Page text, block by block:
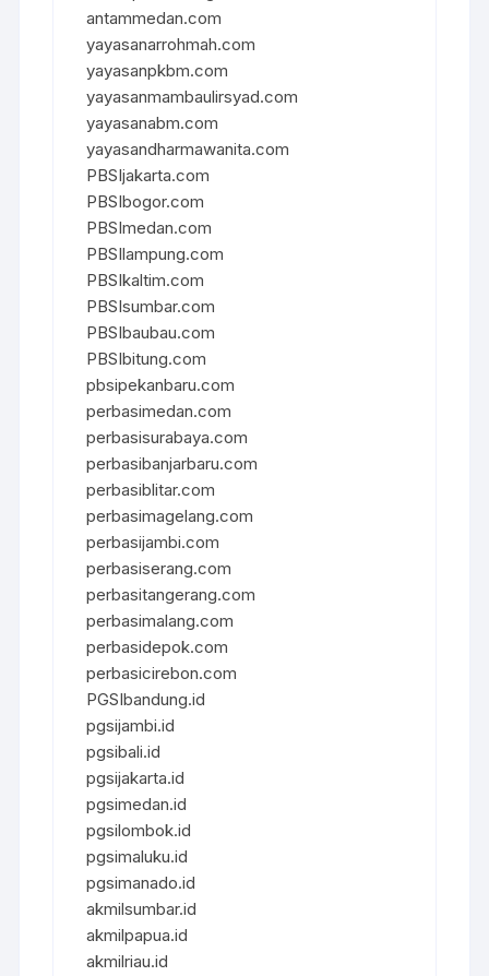
antammedan.com
yayasanarrohmah.com
yayasanpkbm.com
yayasanmambaulirsyad.com
yayasanabm.com
yayasandharmawanita.com
PBSIjakarta.com
PBSIbogor.com
PBSImedan.com
PBSIlampung.com
PBSIkaltim.com
PBSIsumbar.com
PBSIbaubau.com
PBSIbitung.com
pbsipekanbaru.com
perbasimedan.com
perbasisurabaya.com
perbasibanjarbaru.com
perbasiblitar.com
perbasimagelang.com
perbasijambi.com
perbasiserang.com
perbasitangerang.com
perbasimalang.com
perbasidepok.com
perbasicirebon.com
PGSIbandung.id
pgsijambi.id
pgsibali.id
pgsijakarta.id
pgsimedan.id
pgsilombok.id
pgsimaluku.id
pgsimanado.id
akmilsumbar.id
akmilpapua.id
akmilriau.id